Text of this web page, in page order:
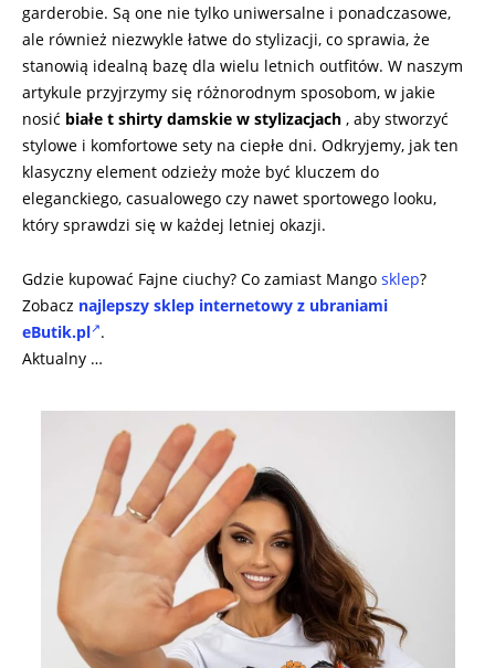
garderobie. Są one nie tylko uniwersalne i ponadczasowe,
ale również niezwykle łatwe do stylizacji, co sprawia, że
stanowią idealną bazę dla wielu letnich outfitów. W naszym
artykule przyjrzymy się różnorodnym sposobom, w jakie
nosić białe t shirty damskie w stylizacjach , aby stworzyć
stylowe i komfortowe sety na ciepłe dni. Odkryjemy, jak ten
klasyczny element odzieży może być kluczem do
eleganckiego, casualowego czy nawet sportowego looku,
który sprawdzi się w każdej letniej okazji.
Gdzie kupować Fajne ciuchy? Co zamiast Mango sklep?
Zobacz najlepszy sklep internetowy z ubraniami
eButik.pl .
Aktualny …